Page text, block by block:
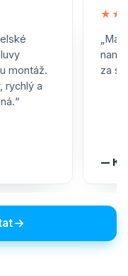
montáž.
rychlý a
za
—